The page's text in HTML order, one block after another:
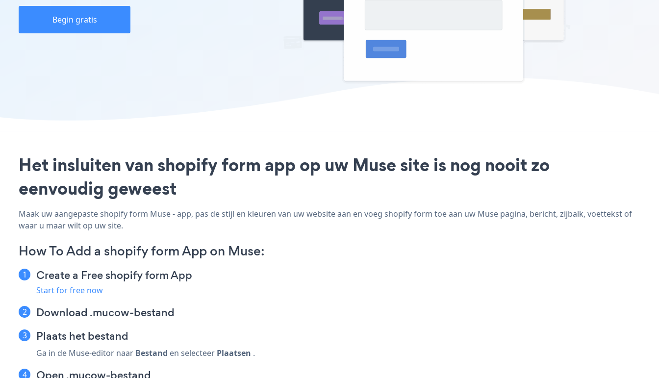
Begin gratis
Het insluiten van shopify form app op uw Muse site is nog nooit zo
eenvoudig geweest
Maak uw aangepaste shopify form Muse - app, pas de stijl en kleuren van uw website aan en voeg shopify form toe aan uw Muse pagina, bericht, zijbalk, voettekst of
waar u maar wilt op uw site.
How To Add a shopify form App on Muse:
Create a Free shopify form App
Start for free now
Download .mucow-bestand
Plaats het bestand
Ga in de Muse-editor naar Bestand en selecteer Plaatsen .